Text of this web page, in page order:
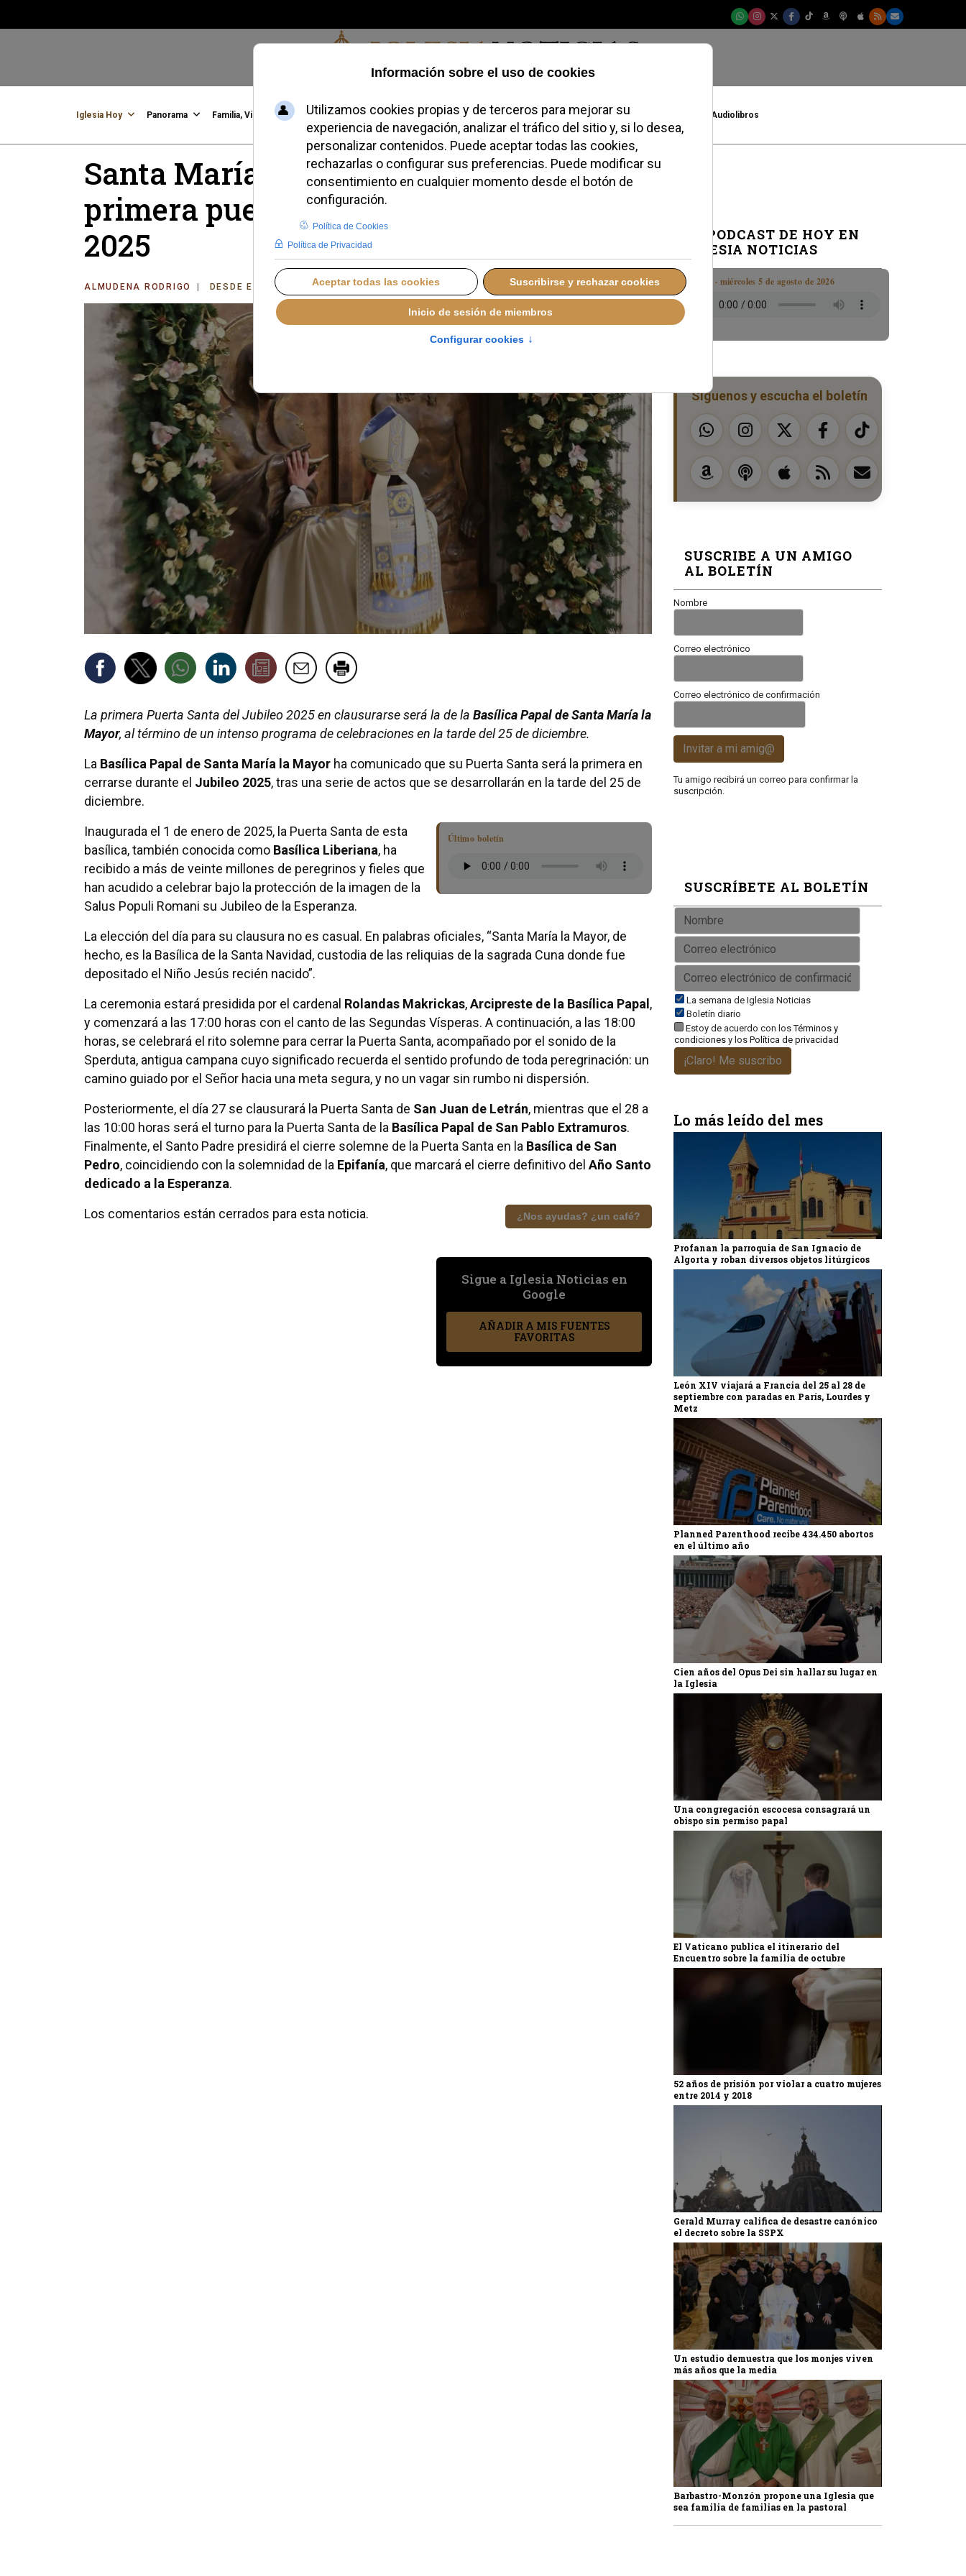
Jueves, 06 de agosto de 2026
Iglesia Hoy Panorama Familia, Vida, Identidad Credofobiómetro Blogs Temas Buscar #JovenesConFe Podcast Audiolibros
Santa María la Mayor cerrará la
primera puerta santa del Jubileo de
2025
ALMUDENA RODRIGO DESDE EL VATICANO MIÉRCOLES, 24 DICIEMBRE 2025 11:55
La primera Puerta Santa del Jubileo 2025 en clausurarse será la de la Basílica Papal de Santa María la
Mayor, al término de un intenso programa de celebraciones en la tarde del 25 de diciembre.
La Basílica Papal de Santa María la Mayor ha comunicado que su Puerta Santa será la primera en
cerrarse durante el Jubileo 2025, tras una serie de actos que se desarrollarán en la tarde del 25 de
diciembre.
Último boletín
Inaugurada el 1 de enero de 2025, la Puerta Santa de esta
basílica, también conocida como Basílica Liberiana, ha
recibido a más de veinte millones de peregrinos y fieles que
han acudido a celebrar bajo la protección de la imagen de la
Salus Populi Romani su Jubileo de la Esperanza.
La elección del día para su clausura no es casual. En palabras oficiales, “Santa María la Mayor, de
hecho, es la Basílica de la Santa Navidad, custodia de las reliquias de la sagrada Cuna donde fue
depositado el Niño Jesús recién nacido”.
La ceremonia estará presidida por el cardenal Rolandas Makrickas,Arcipreste de la Basílica Papal ,
y comenzará a las 17:00 horas con el canto de las Segundas Vísperas. A continuación, a las 18:00
horas, se celebrará el rito solemne para cerrar la Puerta Santa, acompañado por el sonido de la
Sperduta, antigua campana cuyo significado recuerda el sentido profundo de toda peregrinación: un
camino guiado por el Señor hacia una meta segura, y no un vagar sin rumbo ni dispersión.
Posteriormente, el día 27 se clausurará la Puerta Santa de San Juan de Letrán, mientras que el 28 a
las 10:00 horas será el turno para la Puerta Santa de la Basílica Papal de San Pablo Extramuros.
Finalmente, el Santo Padre presidirá el cierre solemne de la Puerta Santa en la Basílica de San
Pedro, coincidiendo con la solemnidad de la Epifanía, que marcará el cierre definitivo del Año Santo
dedicado a la Esperanza.
¿Nos ayudas? ¿un café?
Los comentarios están cerrados para esta noticia.
Sigue a Iglesia Noticias en
Google
AÑADIR A MIS FUENTES
FAVORITAS
EL PODCAST DE HOY EN
IGLESIA NOTICIAS
Boletín · miércoles 5 de agosto de 2026
Síguenos y escucha el boletín
SUSCRIBE A UN AMIGO
AL BOLETÍN
Nombre
Correo electrónico
Correo electrónico de confirmación
Invitar a mi amig@
Tu amigo recibirá un correo para confirmar la
suscripción.
SUSCRÍBETE AL BOLETÍN
La semana de Iglesia Noticias
Boletín diario
Estoy de acuerdo con losTérminos y
condiciones y los Política de privacidad
¡Claro! Me suscribo
Lo más leído del mes
Profanan la parroquia de San Ignacio de
Algorta y roban diversos objetos litúrgicos
León XIV viajará a Francia del 25 al 28 de
septiembre con paradas en París, Lourdes y
Metz
Planned Parenthood recibe 434.450 abortos
en el último año
Cien años del Opus Dei sin hallar su lugar en
la Iglesia
Una congregación escocesa consagrará un
obispo sin permiso papal
El Vaticano publica el itinerario del
Encuentro sobre la familia de octubre
52 años de prisión por violar a cuatro mujeres
entre 2014 y 2018
Gerald Murray califica de desastre canónico
el decreto sobre la SSPX
Un estudio demuestra que los monjes viven
más años que la media
Barbastro-Monzón propone una Iglesia que
sea familia de familias en la pastoral